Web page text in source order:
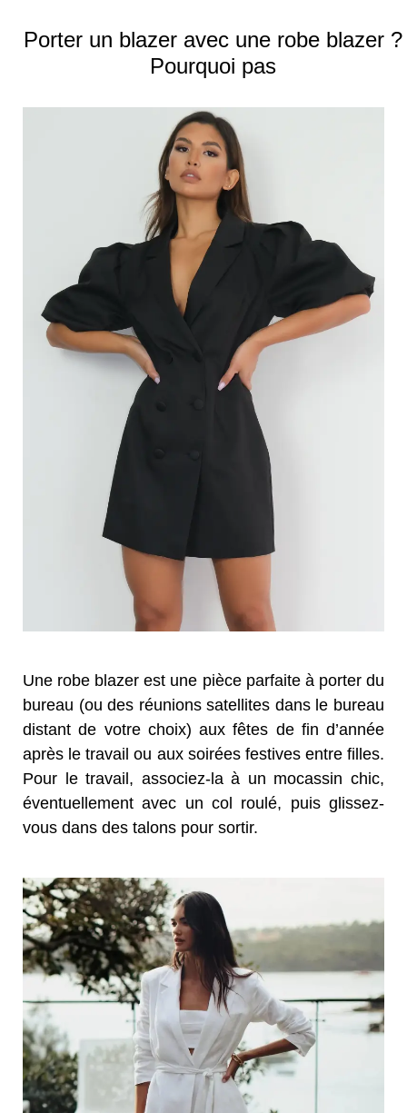
Porter un blazer avec une robe blazer ?
Pourquoi pas
Une robe blazer est une pièce parfaite à porter du
bureau (ou des réunions satellites dans le bureau
distant de votre choix) aux fêtes de fin d’année
après le travail ou aux soirées festives entre filles.
Pour le travail, associez-la à un mocassin chic,
éventuellement avec un col roulé, puis glissez-
vous dans des talons pour sortir.